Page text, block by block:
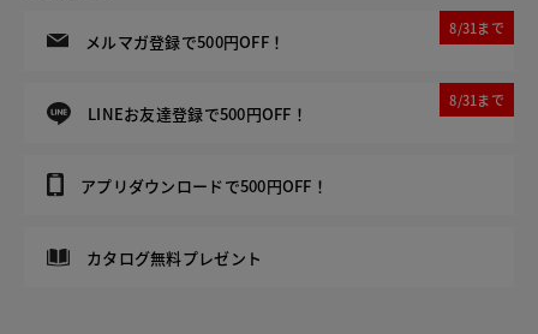
メルマガ登録で500円OFF！
8/31まで
LINEお友達登録で500円OFF！
8/31まで
アプリダウンロードで500円OFF！
カタログ無料プレゼント